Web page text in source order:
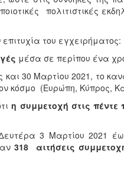
πολιτιστικές
του εγχειρήματος:
μέσα σε περίπου ένα
και 30 Μαρτίου 2021, το
κόσμο (Ευρώπη, Κύπρος,
η συμμετοχή στις
3 Μαρτίου 2021
318 αιτήσεις